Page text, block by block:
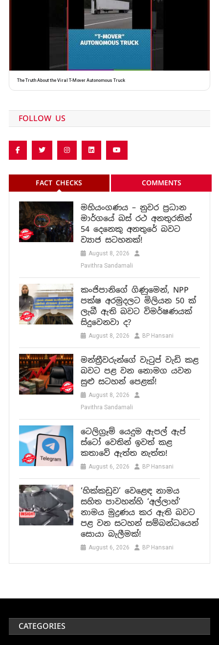
The Truth About the Viral T-Mover Autonomous Truck
FOLLOW US
FACT CHECKS COMMENTS
මහියංගණය – නුවර ප්‍රධාන
මාර්ගයේ බස් රථ අනතුරකින්
54 දෙනෙකු අනතුරේ බවට
ව්‍යාජ සටහනක්!
August 8, 2026
Pavithra Sandamali
කංජිපානිගේ ගිණුමෙන්, NPP
පක්ෂ අරමුදලට මිලියන 50 ක්
ලැබී ඇති බවට විමර්ෂණයක්
සිදුවෙනවා ද?
August 8, 2026 BP Hansani
මන්ත්‍රීවරුන්ගේ වැටුප් වැඩි කළ
බවට පළ වන නොමග යවන
සුළු සටහන් පෙළක්!
August 8, 2026
Pavithra Sandamali
ටෙලිග්‍රෑම් යෙදුම ඇපල් ඇප්
ස්ටෝ වෙතින් ඉවත් කළ
කතාවේ ඇත්ත නැත්ත!
August 6, 2026 BP Hansani
‘හික්කඩුව’ වෙළෙඳ නාමය
සහිත පාවහන්හි ‘අල්ලාහ්’
නාමය මුද්‍රණය කර ඇති බවට
පළ වන සටහන් සම්බන්ධයෙන්
සොයා බැලීමක්!
August 6, 2026 BP Hansani
CATEGORIES